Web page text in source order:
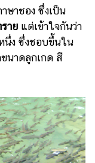
ษาชอง ซึ่งเป็น
าย แต่เข้าใจกันว่า
นึ่ง ซึ่งชอบขึ้นใน
นาดลูกเกด สี